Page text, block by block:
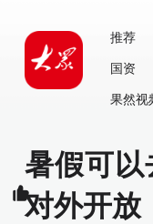
推荐
国资
果然视
暑假可
对外开放